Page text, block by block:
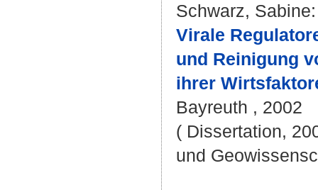
Schwarz, Sabine:
Virale
und Reinigung
ihrer
Bayreuth , 2002
( Dissertation,
und